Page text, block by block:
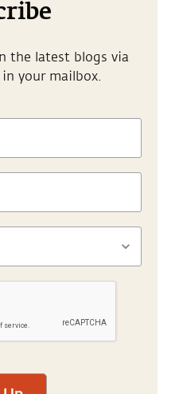
the latest blogs via
your mailbox.